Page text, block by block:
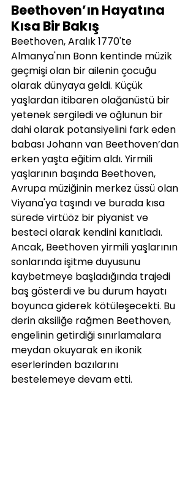
Beethoven’ın Hayatına
Kısa Bir Bakış
Beethoven, Aralık 1770'te
Almanya'nın Bonn kentinde müzik
geçmişi olan bir ailenin çocuğu
olarak dünyaya geldi. Küçük
yaşlardan itibaren olağanüstü bir
yetenek sergiledi ve oğlunun bir
dahi olarak potansiyelini fark eden
babası Johann van Beethoven’dan
erken yaşta eğitim aldı. Yirmili
yaşlarının başında Beethoven,
Avrupa müziğinin merkez üssü olan
Viyana'ya taşındı ve burada kısa
sürede virtüöz bir piyanist ve
besteci olarak kendini kanıtladı.
Ancak, Beethoven yirmili yaşlarının
sonlarında işitme duyusunu
kaybetmeye başladığında trajedi
baş gösterdi ve bu durum hayatı
boyunca giderek kötüleşecekti. Bu
derin aksiliğe rağmen Beethoven,
engelinin getirdiği sınırlamalara
meydan okuyarak en ikonik
eserlerinden bazılarını
bestelemeye devam etti.